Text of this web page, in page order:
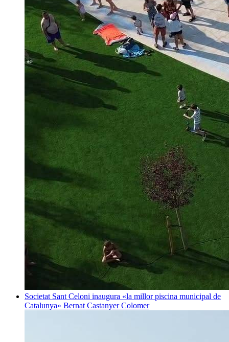
Societat Sant Celoni inaugura «la millor piscina municipal de
Catalunya» Bernat Castanyer Colomer